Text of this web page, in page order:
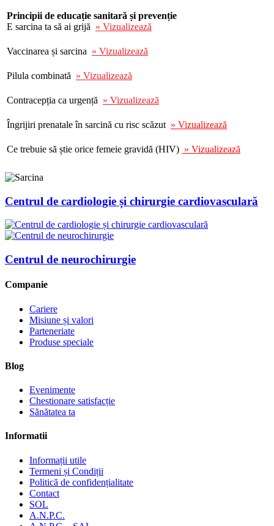
Principii de educație sanitară și prevenție
E sarcina ta să ai grijă » Vizualizează
Vaccinarea și sarcina » Vizualizează
Pilula combinată » Vizualizează
Contracepția ca urgență » Vizualizează
Îngrijiri prenatale în sarcină cu risc scăzut » Vizualizează
Ce trebuie să știe orice femeie gravidă (HIV) » Vizualizează
Centrul de cardiologie și chirurgie cardiovasculară
Centrul de neurochirurgie
Companie
Cariere
Misiune și valori
Parteneriate
Produse speciale
Blog
Evenimente
Chestionare satisfacție
Sănătatea ta
Informatii
Informații utile
Termeni și Condiții
Politică de confidențialitate
Contact
SOL
A.N.P.C.